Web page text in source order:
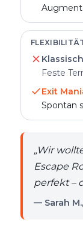
Feste
Exit
Spontan
„Wir
Escape
perfekt –
— Sarah